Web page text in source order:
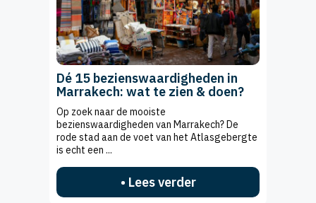
Dé 15 bezienswaardigheden in
Marrakech: wat te zien & doen?
Op zoek naar de mooiste
bezienswaardigheden van Marrakech? De
rode stad aan de voet van het Atlasgebergte
is echt een ...
• Lees verder